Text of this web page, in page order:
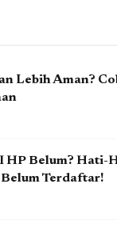
Lebih Aman?
HP Belum? Hati-
Terdaftar!